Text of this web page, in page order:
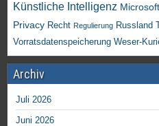
Künstliche Intelligenz Microsoft
Privacy Recht Regulierung Russland
Vorratsdatenspeicherung Weser-
Archiv
Juli 2026
Juni 2026